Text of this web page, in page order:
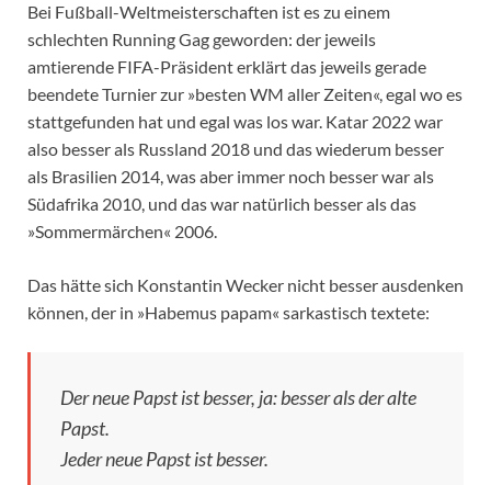
Bei Fußball-Weltmeisterschaften ist es zu einem
schlechten Running Gag geworden: der jeweils
amtierende FIFA-Präsident erklärt das jeweils gerade
beendete Turnier zur »besten WM aller Zeiten«, egal wo es
stattgefunden hat und egal was los war. Katar 2022 war
also besser als Russland 2018 und das wiederum besser
als Brasilien 2014, was aber immer noch besser war als
Südafrika 2010, und das war natürlich besser als das
»Sommermärchen« 2006.
Das hätte sich Konstantin Wecker nicht besser ausdenken
können, der in »Habemus papam« sarkastisch textete:
Der neue Papst ist besser, ja: besser als der alte
Papst.
Jeder neue Papst ist besser.